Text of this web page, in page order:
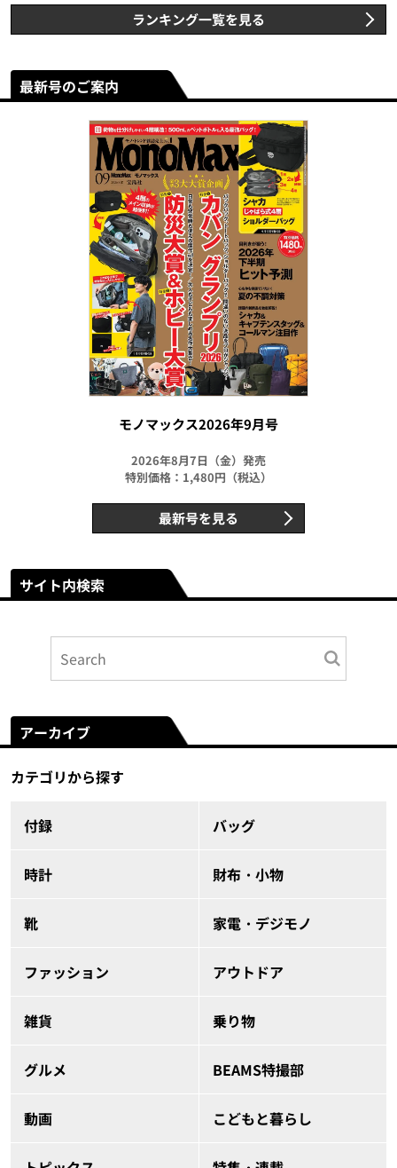
ランキング一覧を見る
最新号のご案内
モノマックス2026年9月号
2026年8月7日（金）発売
特別価格：1,480円（税込）
最新号を見る
サイト内検索
アーカイブ
カテゴリから探す
付録 バッグ
時計 財布・小物
靴 家電・デジモノ
ファッション アウトドア
雑貨 乗り物
グルメ BEAMS特撮部
動画 こどもと暮らし